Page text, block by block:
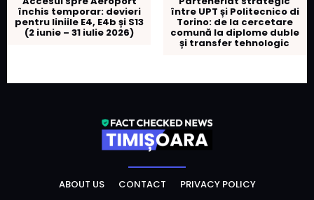
închis temporar: devieri
pentru liniile E4, E4b și S13
(2 iunie – 31 iulie 2026)
între UPT și Politecnico di
Torino: de la cercetare
comună la diplome duble
și transfer tehnologic
ABOUT US CONTACT PRIVACY POLICY